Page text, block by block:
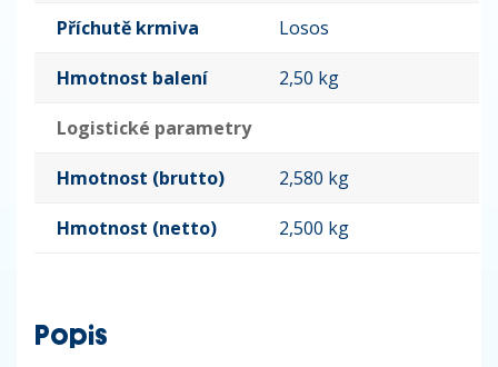
Příchutě krmiva Losos
Hmotnost balení 2,50 kg
Logistické parametry
Hmotnost (brutto) 2,580 kg
Hmotnost (netto) 2,500 kg
Popis